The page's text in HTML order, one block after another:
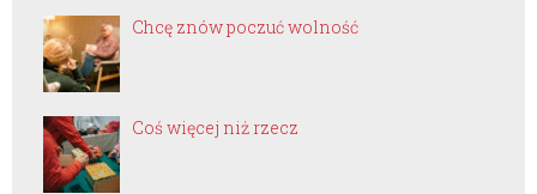
Chcę znów poczuć wolność
Coś więcej niż rzecz